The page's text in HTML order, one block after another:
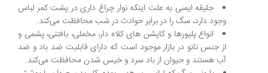
جلیقه ایمنی به علت اینکه نوار چراغ داری در پشت کمر لباس
وجود دارد، سگ را در برابر حوادث در شب محافظت می‌کند.
انواع پلیورها و کاپشن های کلاه دار، مخملی، بافتنی، پشمی و
از جنس نانو در بازار موجود است که دارای قابلیت ضد باد و ضد
آب هستند و حیوان از باد سرد و خیس شدن محافظت می‌کند.